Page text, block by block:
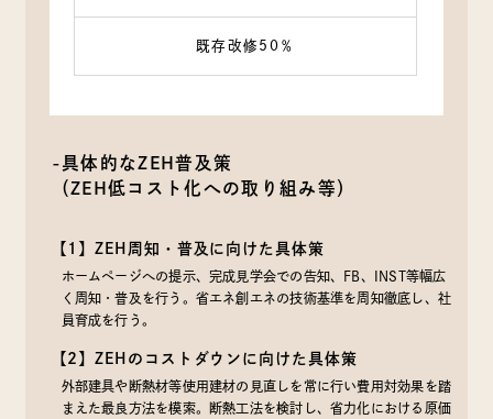
既存改修50％
-具体的なZEH普及策
（ZEH低コスト化への取り組み等）
【1】ZEH周知・普及に向けた具体策
ホームページへの提示、完成見学会での告知、FB、INST等幅広
く周知・普及を行う。省エネ創エネの技術基準を周知徹底し、社
員育成を行う。
【2】ZEHのコストダウンに向けた具体策
外部建具や断熱材等使用建材の見直しを常に行い費用対効果を踏
まえた最良方法を模索。断熱工法を検討し、省力化における原価